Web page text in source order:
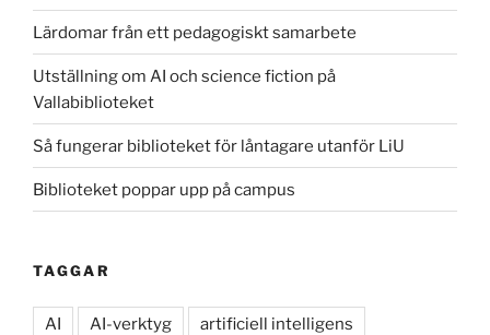
Lärdomar från ett pedagogiskt samarbete
Utställning om AI och science fiction på
Vallabiblioteket
Så fungerar biblioteket för låntagare utanför LiU
Biblioteket poppar upp på campus
TAGGAR
AI AI-verktyg artificiell intelligens